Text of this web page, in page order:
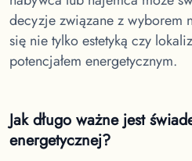
decyzje związane z wyborem
się nie tylko estetyką czy
potencjałem energetycznym.
Jak długo ważne jest
energetycznej?